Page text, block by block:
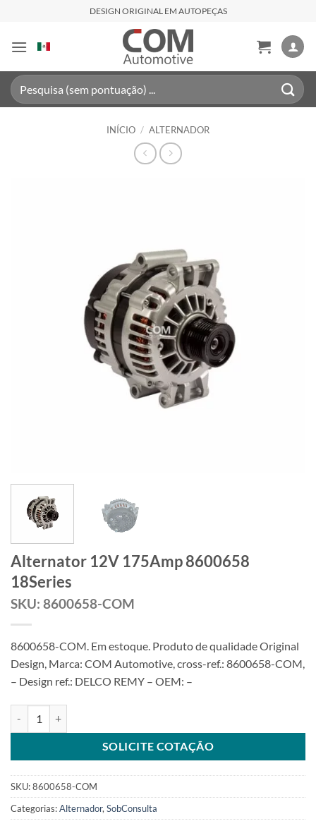
content
DESIGN ORIGINAL EM AUTOPEÇAS
Pesquisar
por:
INÍCIO / ALTERNADOR
Alternator 12V 175Amp 8600658
18Series
SKU: 8600658-COM
8600658-COM. Em estoque. Produto de qualidade Original
Design, Marca: COM Automotive, cross-ref.: 8600658-COM,
– Design ref.: DELCO REMY – OEM: –
SOLICITE COTAÇÃO
SKU:8600658-COM
Categorias:Alternador, SobConsulta